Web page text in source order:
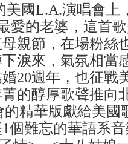
美國L.A.演唱會上
愛的老婆，這首
親節，在場粉絲
淚來，氣氛相當
20週年，也征戰
的醇厚歌聲推向
精華版獻給美國
個難忘的華語系